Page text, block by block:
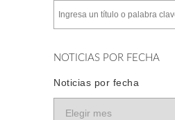
NOTICIAS POR FECHA
Noticias por fecha